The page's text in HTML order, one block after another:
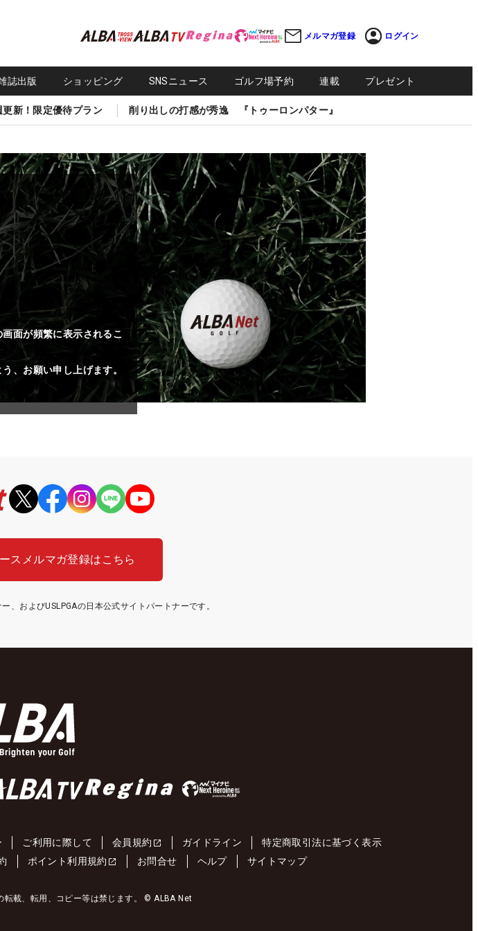
メルマガ登録 ログイン
誌出版 ショッピング SNSニュース ゴルフ場予約 連載 プレゼント
新！限定優待プラン 削り出しの打感が秀逸 『トゥーロンパター』
面が頻繁に表示されるこ
、お願い申し上げます。
ス メルマガ登録はこちら
、およびUSLPGAの日本公式サイトパートナーです。
ご利用に際して 会員規約 ガイドライン
特定商取引法に基づく表示
ポイント利用規約 お問合せ ヘルプ サイトマップ
転載、転用、コピー等は禁じます。 © ALBA Net